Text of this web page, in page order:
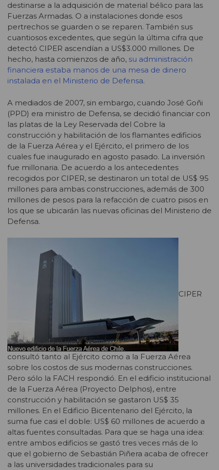
destinarse a la adquisición de material bélico para las
Fuerzas Armadas. O a instalaciones donde esos
pertrechos se guarden o se reparen. También sus
cuantiosos excedentes, que según la última cifra que
detectó CIPER ascendían a US$3.000 millones. De
hecho, hasta comienzos de año, su administración
financiera estaba manos de una mesa de dinero
instalada en el Ministerio de Defensa.
A mediados de 2007, sin embargo, cuando José Goñi
(PPD) era ministro de Defensa, se decidió financiar con
las platas de la Ley Reservada del Cobre la
construcción y habilitación de los flamantes edificios
de la Fuerza Aérea y el Ejército, el primero de los
cuales fue inaugurado en agosto pasado. La inversión
fue millonaria. De acuerdo a los antecedentes
recogidos por CIPER, se destinaron un total de US$ 95
millones para ambas construcciones, además de 300
millones de pesos para la refacción de cuatro pisos en
los que se ubicarán las nuevas oficinas del Ministerio de
Defensa.
CIPER
consultó tanto al Ejército como a la Fuerza Aérea
sobre los costos de sus modernas construcciones.
Pero sólo la FACH respondió. En el edificio institucional
de la Fuerza Aérea (Proyecto Delphos), entre
construcción y habilitación se gastaron US$ 35
millones. En el Edificio Bicentenario del Ejército, la
suma fue casi el doble: US$ 60 millones de acuerdo a
altas fuentes consultadas. Para que se haga una idea:
entre ambos edificios se gastó tres veces más de lo
que el gobierno de Sebastián Piñera acaba de ofrecer
a las universidades tradicionales para su